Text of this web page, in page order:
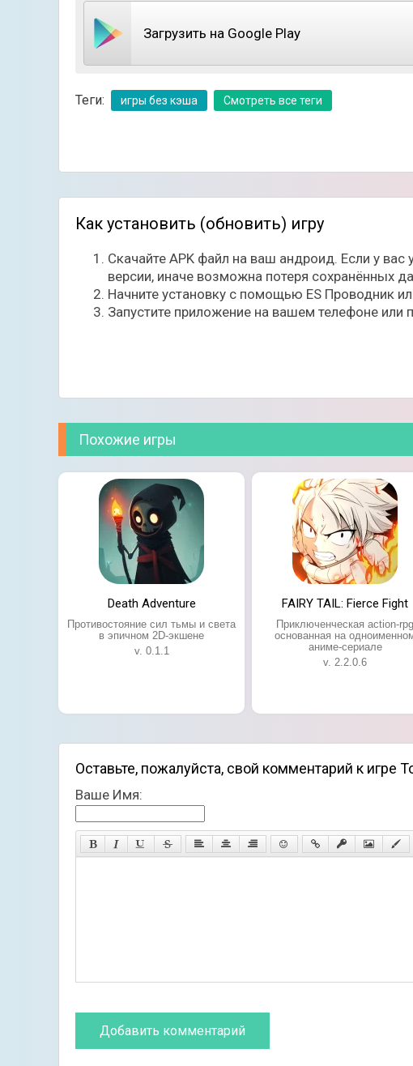
Загрузить на Google Play
Теги: игры без кэша Смотреть все теги
Как установить (обновить) игру
Скачайте APK файл на ваш андроид. Если у
версии, иначе возможна потеря сохранённых
Начните установку с помощью ES Проводник
Запустите приложение на вашем телефоне или
Похожие игры
Death Adventure
Противостояние сил тьмы и света
в эпичном 2D-экшене
v. 0.1.1
FAIRY TAIL: Fierce Fight
Приключенческая action-rpg
основанная на
аниме-сериале
v. 2.2.0.6
Оставьте, пожалуйста, свой комментарий к игре
Ваше Имя: